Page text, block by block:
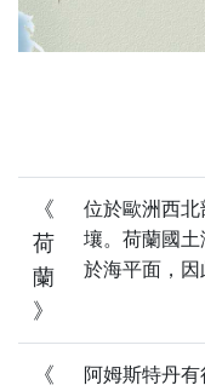
《
荷
蘭
》
位於歐洲西
壤。荷蘭國
於海平面，因
《
阿姆斯特丹